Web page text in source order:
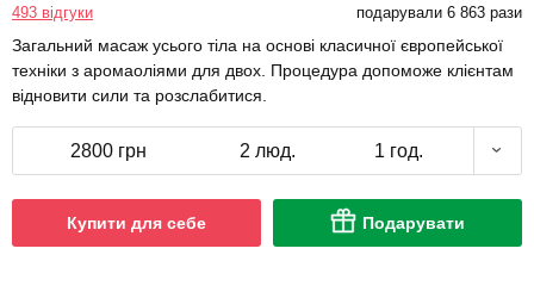
493 відгуки подарували 6 863 рази
Загальний масаж усього тіла на основі класичної європейської
техніки з аромаоліями для двох. Процедура допоможе клієнтам
відновити сили та розслабитися.
2800 грн 2 люд. 1 год.
Купити для себе Подарувати